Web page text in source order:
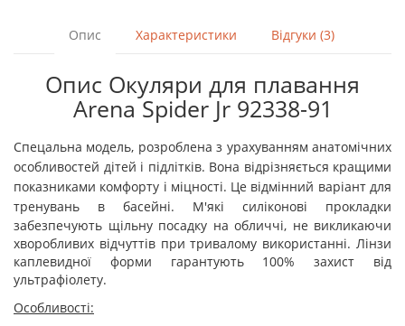
Опис Характеристики Відгуки (3)
Опис Окуляри для плавання
Arena Spider Jr 92338-91
Спецальна модель, розроблена з урахуванням анатомічних
особливостей дітей і підлітків. Вона відрізняється кращими
показниками комфорту і міцності. Це відмінний варіант для
тренувань в басейні. М'які силіконові прокладки
забезпечують щільну посадку на обличчі, не викликаючи
хворобливих відчуттів при тривалому використанні. Лінзи
каплевидної форми гарантують 100% захист від
ультрафіолету.
Особливості: